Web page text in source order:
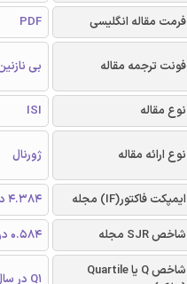
فرمت مقاله انگلیسی PDF
فونت ترجمه مقاله بی
نوع مقاله ISI
نوع ارائه مقاله ژورنال
ایمپکت فاکتور(IF) مجله
4.384 در سال 2020
شاخص SJR مجله 0.584 در سال 2020
شاخص Q یا Quartile
Q1 در سال 2020